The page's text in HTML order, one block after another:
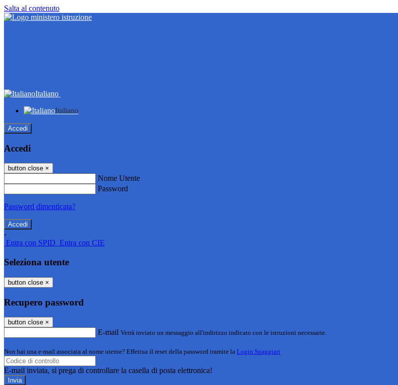
Salta al contenuto
Italiano
Italiano
Accedi
Accedi
button close ×
Nome Utente
Password
Password dimenticata?
-
Entra con SPID Entra con CIE
Seleziona utente
button close ×
Recupero password
button close ×
E-mail Verrà inviato un messaggio all'indirizzo indicato con le istruzioni necessarie.
Non hai una e-mail associata al nome utente? Effettua il reset della password tramite la Login Spaggiari
E-mail inviata, si prega di controllare la casella di posta elettronica!